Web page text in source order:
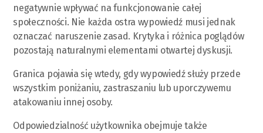
negatywnie wpływać na funkcjonowanie całej
społeczności. Nie każda ostra wypowiedź musi jednak
oznaczać naruszenie zasad. Krytyka i różnica poglądów
pozostają naturalnymi elementami otwartej dyskusji.
Granica pojawia się wtedy, gdy wypowiedź służy przede
wszystkim poniżaniu, zastraszaniu lub uporczywemu
atakowaniu innej osoby.
Odpowiedzialność użytkownika obejmuje także